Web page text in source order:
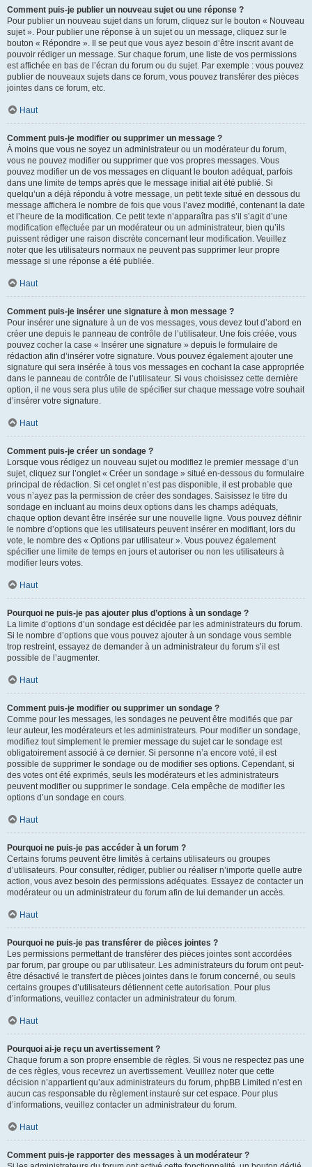
Comment puis-je publier un nouveau sujet ou une réponse ?
Pour publier un nouveau sujet dans un forum, cliquez sur le bouton « Nouveau
sujet ». Pour publier une réponse à un sujet ou un message, cliquez sur le
bouton « Répondre ». Il se peut que vous ayez besoin d’être inscrit avant de
pouvoir rédiger un message. Sur chaque forum, une liste de vos permissions
est affichée en bas de l’écran du forum ou du sujet. Par exemple : vous pouvez
publier de nouveaux sujets dans ce forum, vous pouvez transférer des pièces
jointes dans ce forum, etc.
Haut
Comment puis-je modifier ou supprimer un message ?
À moins que vous ne soyez un administrateur ou un modérateur du forum,
vous ne pouvez modifier ou supprimer que vos propres messages. Vous
pouvez modifier un de vos messages en cliquant le bouton adéquat, parfois
dans une limite de temps après que le message initial ait été publié. Si
quelqu’un a déjà répondu à votre message, un petit texte situé en dessous du
message affichera le nombre de fois que vous l’avez modifié, contenant la date
et l’heure de la modification. Ce petit texte n’apparaîtra pas s’il s’agit d’une
modification effectuée par un modérateur ou un administrateur, bien qu’ils
puissent rédiger une raison discrète concernant leur modification. Veuillez
noter que les utilisateurs normaux ne peuvent pas supprimer leur propre
message si une réponse a été publiée.
Haut
Comment puis-je insérer une signature à mon message ?
Pour insérer une signature à un de vos messages, vous devez tout d’abord en
créer une depuis le panneau de contrôle de l’utilisateur. Une fois créée, vous
pouvez cocher la case « Insérer une signature » depuis le formulaire de
rédaction afin d’insérer votre signature. Vous pouvez également ajouter une
signature qui sera insérée à tous vos messages en cochant la case appropriée
dans le panneau de contrôle de l’utilisateur. Si vous choisissez cette dernière
option, il ne vous sera plus utile de spécifier sur chaque message votre souhait
d’insérer votre signature.
Haut
Comment puis-je créer un sondage ?
Lorsque vous rédigez un nouveau sujet ou modifiez le premier message d’un
sujet, cliquez sur l’onglet « Créer un sondage » situé en-dessous du formulaire
principal de rédaction. Si cet onglet n’est pas disponible, il est probable que
vous n’ayez pas la permission de créer des sondages. Saisissez le titre du
sondage en incluant au moins deux options dans les champs adéquats,
chaque option devant être insérée sur une nouvelle ligne. Vous pouvez définir
le nombre d’options que les utilisateurs peuvent insérer en modifiant, lors du
vote, le nombre des « Options par utilisateur ». Vous pouvez également
spécifier une limite de temps en jours et autoriser ou non les utilisateurs à
modifier leurs votes.
Haut
Pourquoi ne puis-je pas ajouter plus d’options à un sondage ?
La limite d’options d’un sondage est décidée par les administrateurs du forum.
Si le nombre d’options que vous pouvez ajouter à un sondage vous semble
trop restreint, essayez de demander à un administrateur du forum s’il est
possible de l’augmenter.
Haut
Comment puis-je modifier ou supprimer un sondage ?
Comme pour les messages, les sondages ne peuvent être modifiés que par
leur auteur, les modérateurs et les administrateurs. Pour modifier un sondage,
modifiez tout simplement le premier message du sujet car le sondage est
obligatoirement associé à ce dernier. Si personne n’a encore voté, il est
possible de supprimer le sondage ou de modifier ses options. Cependant, si
des votes ont été exprimés, seuls les modérateurs et les administrateurs
peuvent modifier ou supprimer le sondage. Cela empêche de modifier les
options d’un sondage en cours.
Haut
Pourquoi ne puis-je pas accéder à un forum ?
Certains forums peuvent être limités à certains utilisateurs ou groupes
d’utilisateurs. Pour consulter, rédiger, publier ou réaliser n’importe quelle autre
action, vous avez besoin des permissions adéquates. Essayez de contacter un
modérateur ou un administrateur du forum afin de lui demander un accès.
Haut
Pourquoi ne puis-je pas transférer de pièces jointes ?
Les permissions permettant de transférer des pièces jointes sont accordées
par forum, par groupe ou par utilisateur. Les administrateurs du forum ont peut-
être désactivé le transfert de pièces jointes dans le forum concerné, ou seuls
certains groupes d’utilisateurs détiennent cette autorisation. Pour plus
d’informations, veuillez contacter un administrateur du forum.
Haut
Pourquoi ai-je reçu un avertissement ?
Chaque forum a son propre ensemble de règles. Si vous ne respectez pas une
de ces règles, vous recevrez un avertissement. Veuillez noter que cette
décision n’appartient qu’aux administrateurs du forum, phpBB Limited n’est en
aucun cas responsable du règlement instauré sur cet espace. Pour plus
d’informations, veuillez contacter un administrateur du forum.
Haut
Comment puis-je rapporter des messages à un modérateur ?